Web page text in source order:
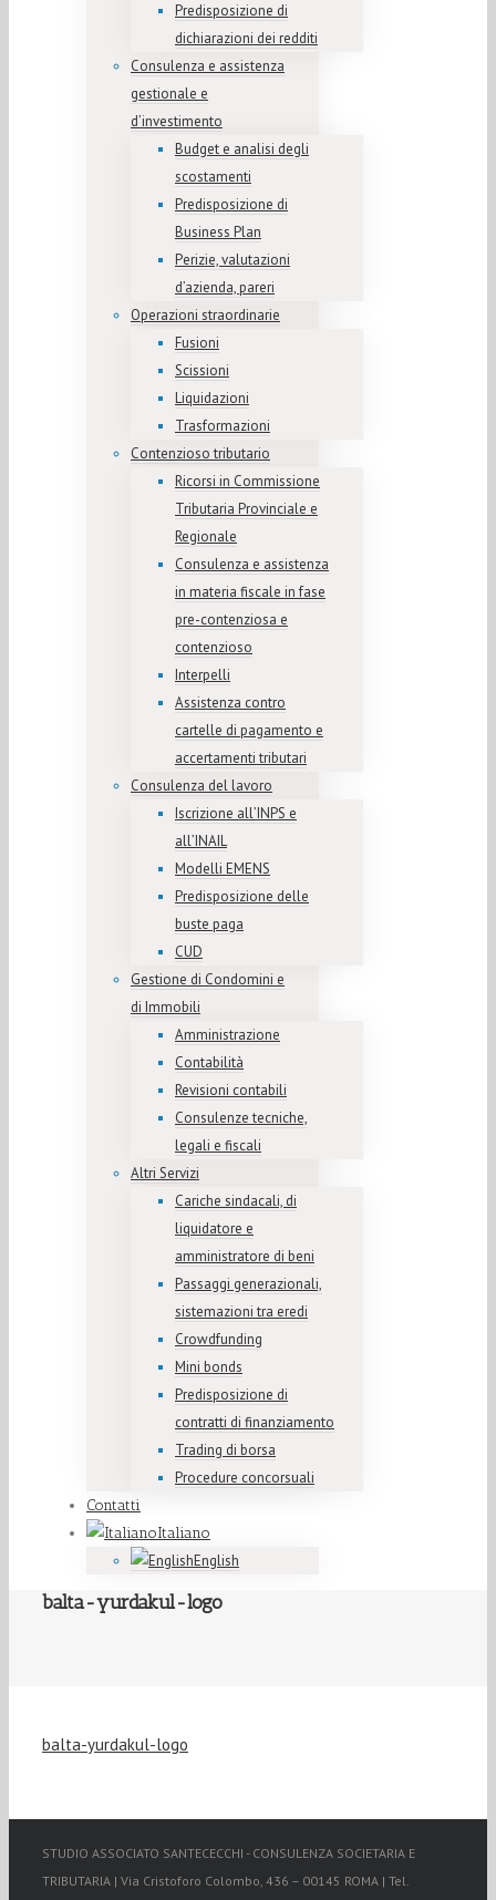
Predisposizione di
dichiarazioni dei redditi
Consulenza e assistenza
gestionale e
d’investimento
Budget e analisi degli
scostamenti
Predisposizione di
Business Plan
Perizie, valutazioni
d’azienda, pareri
Operazioni straordinarie
Fusioni
Scissioni
Liquidazioni
Trasformazioni
Contenzioso tributario
Ricorsi in Commissione
Tributaria Provinciale e
Regionale
Consulenza e assistenza
in materia fiscale in fase
pre-contenziosa e
contenzioso
Interpelli
Assistenza contro
cartelle di pagamento e
accertamenti tributari
Consulenza del lavoro
Iscrizione all’INPS e
all’INAIL
Modelli EMENS
Predisposizione delle
buste paga
CUD
Gestione di Condomini e
di Immobili
Amministrazione
Contabilità
Revisioni contabili
Consulenze tecniche,
legali e fiscali
Altri Servizi
Cariche sindacali, di
liquidatore e
amministratore di beni
Passaggi generazionali,
sistemazioni tra eredi
Crowdfunding
Mini bonds
Predisposizione di
contratti di finanziamento
Trading di borsa
Procedure concorsuali
Contatti
Italiano
English
balta-yurdakul-logo
balta-yurdakul-logo
STUDIO ASSOCIATO SANTECECCHI - CONSULENZA SOCIETARIA E
TRIBUTARIA | Via Cristoforo Colombo, 436 – 00145 ROMA | Tel.